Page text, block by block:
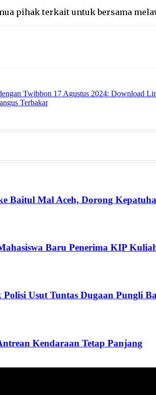
pihak terkait untuk bersama
Twibbon 17 Agustus 2024: Download
Terbakar
Baitul Mal Aceh, Dorong
Baru Penerima KIP
Usut Tuntas Dugaan Pungli
Kendaraan Tetap Panjang